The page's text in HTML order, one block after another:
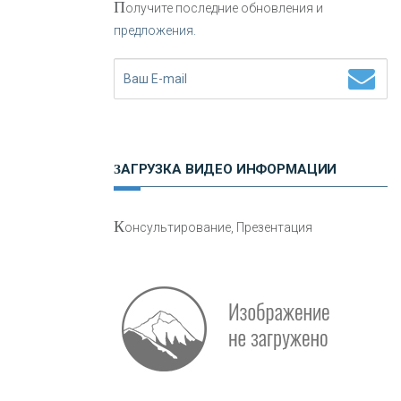
Нетворкинг для предпринимателей
авто
Получите последние обновления и
предложения.
ЗАГРУЗКА ВИДЕО ИНФОРМАЦИИ
Консультирование, Презентация